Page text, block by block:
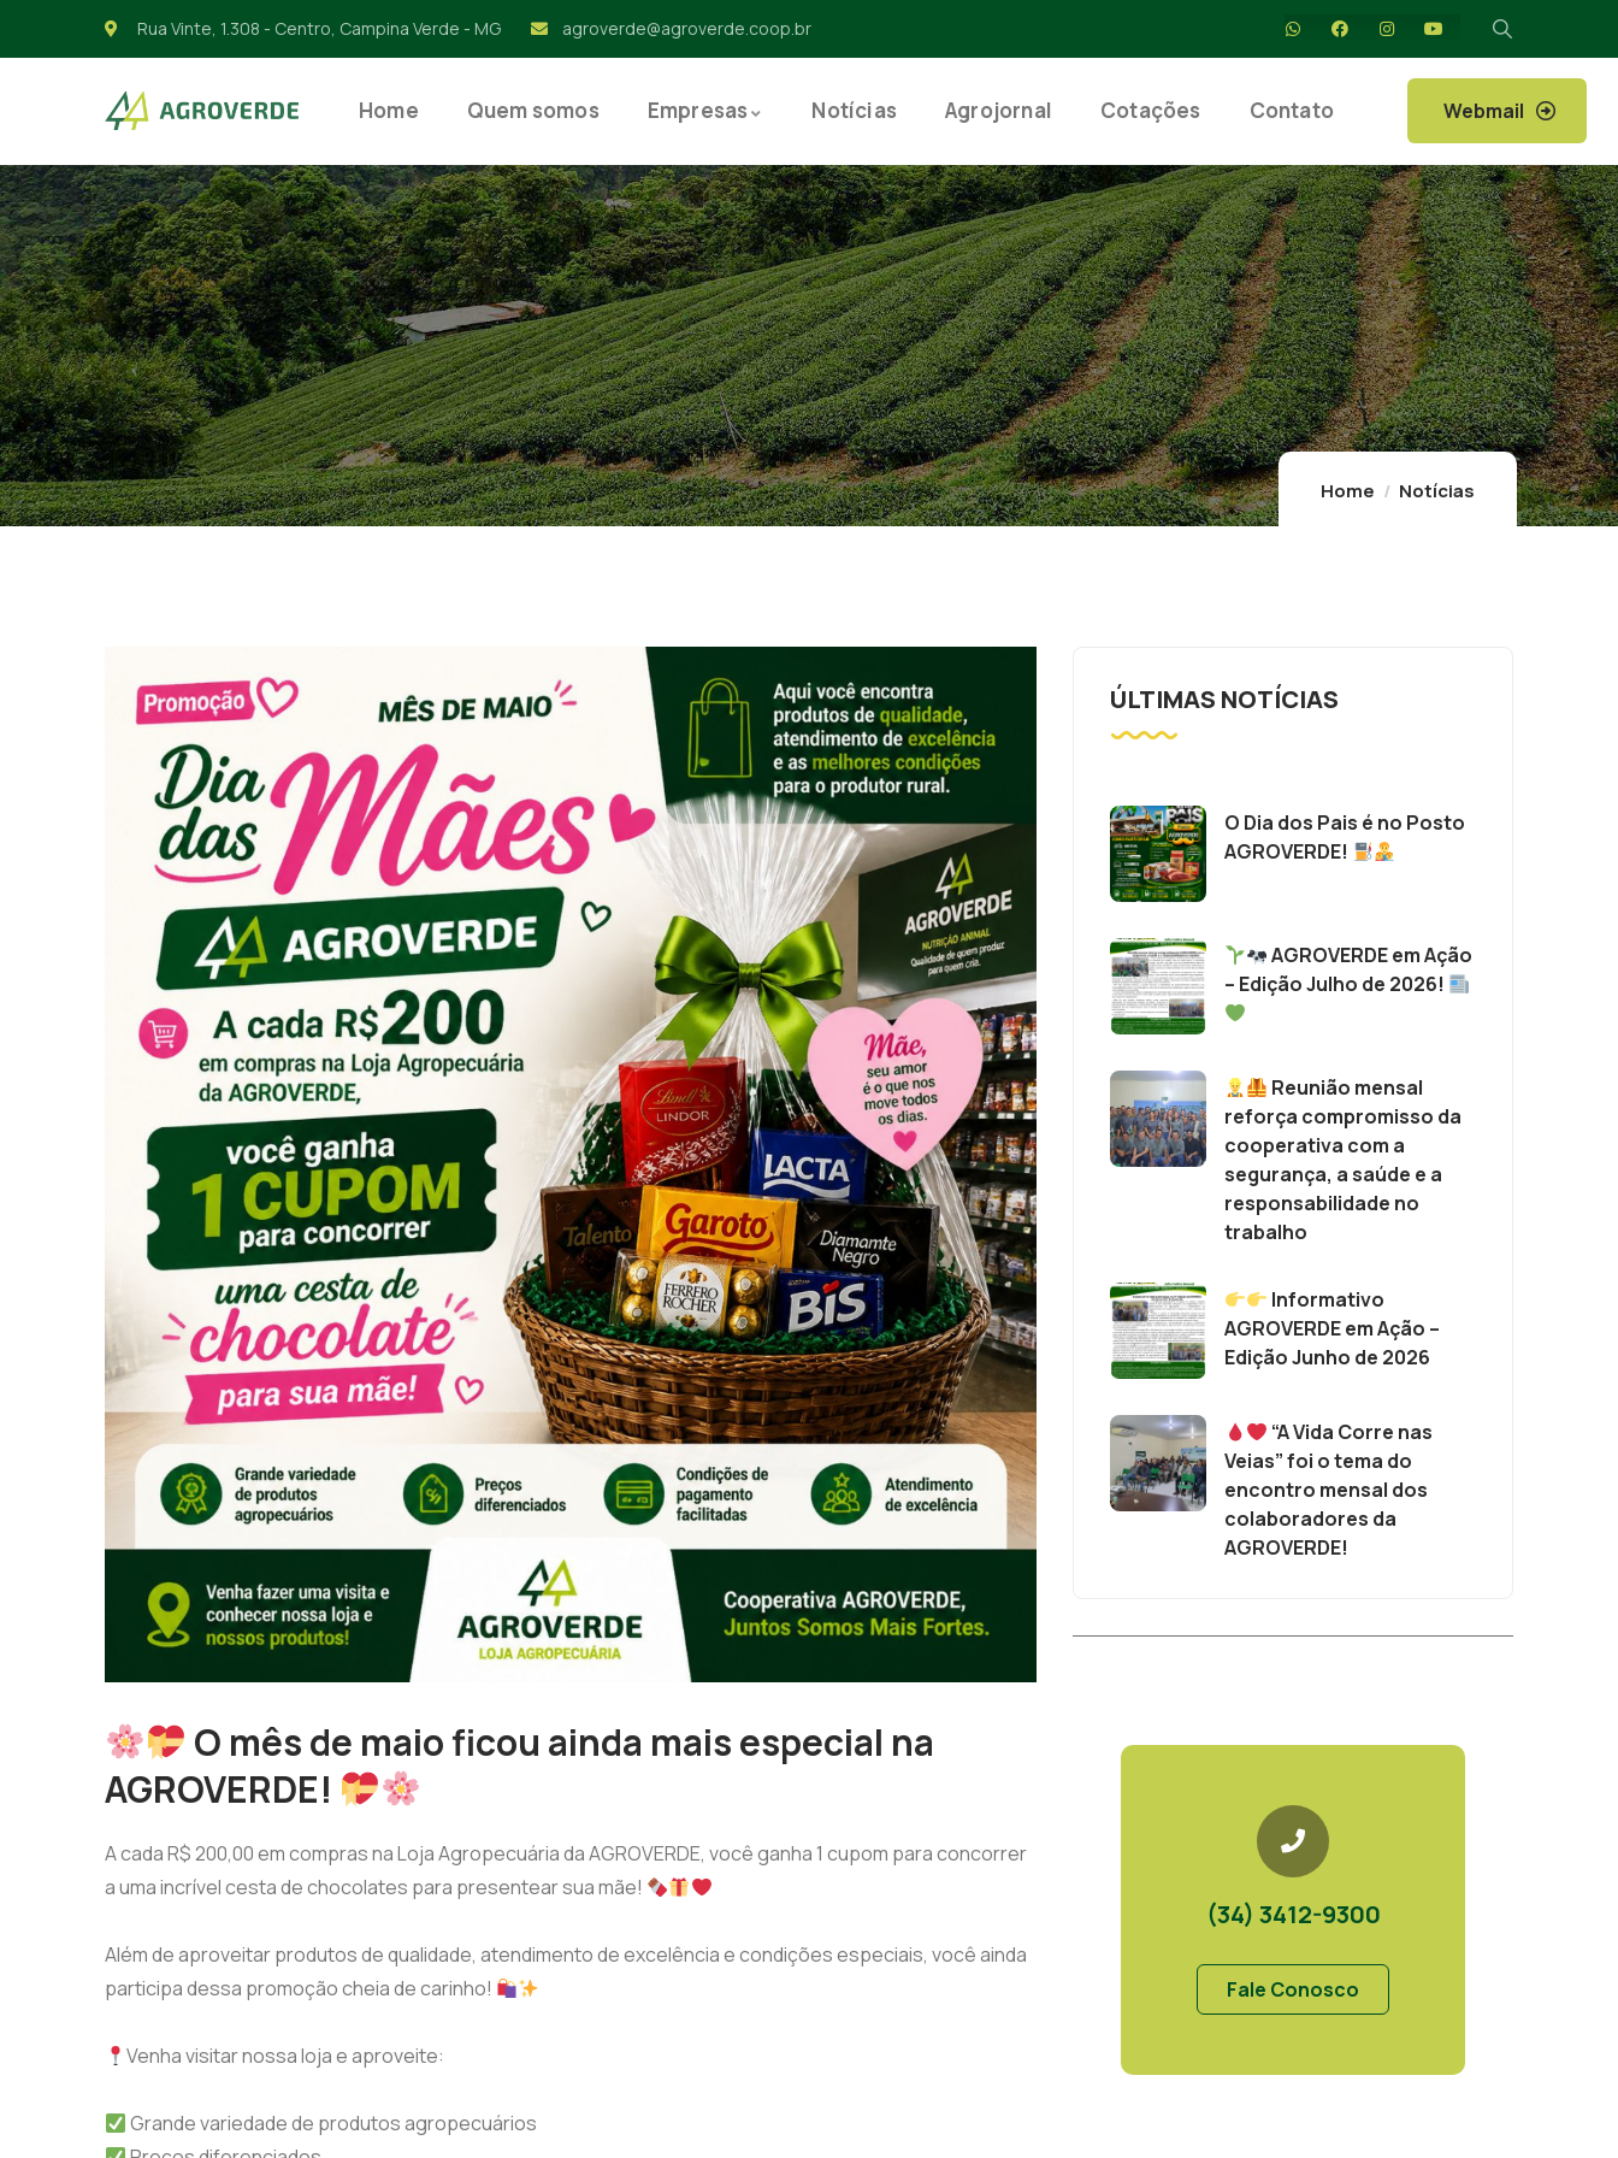
Rua Vinte, 1.308 - Centro, Campina Verde - MG agroverde@agroverde.coop.br
Home Quem somos Empresas Notícias Agrojornal Cotações Contato Webmail
Home Notícias
O mês de maio ficou ainda mais especial na
AGROVERDE!
A cada R$ 200,00 em compras na Loja Agropecuária da AGROVERDE, você ganha 1 cupom para concorrer
a uma incrível cesta de chocolates para presentear sua mãe!
Além de aproveitar produtos de qualidade, atendimento de excelência e condições especiais, você ainda
participa dessa promoção cheia de carinho!
Venha visitar nossa loja e aproveite:
Grande variedade de produtos agropecuários
ÚLTIMAS NOTÍCIAS
O Dia dos Pais é no Posto
AGROVERDE!
AGROVERDE em Ação
– Edição Julho de 2026!
Reunião mensal
reforça compromisso da
cooperativa com a
segurança, a saúde e a
responsabilidade no
trabalho
Informativo
AGROVERDE em Ação –
Edição Junho de 2026
“A Vida Corre nas
Veias” foi o tema do
encontro mensal dos
colaboradores da
AGROVERDE!
(34) 3412-9300
Fale Conosco